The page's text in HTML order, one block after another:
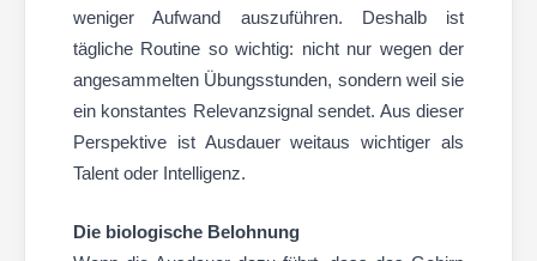
weniger Aufwand auszuführen. Deshalb ist
tägliche Routine so wichtig: nicht nur wegen der
angesammelten Übungsstunden, sondern weil sie
ein konstantes Relevanzsignal sendet. Aus dieser
Perspektive ist Ausdauer weitaus wichtiger als
Talent oder Intelligenz.
Die biologische Belohnung